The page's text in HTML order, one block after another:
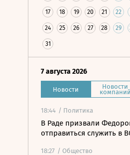
17 18 19 20 21 22
24 25 26 27 28 29
31
7 августа 2026
Новости Новости
компаний
18:44 / Политика
В Раде призвали
отправиться служить в
18:27 / Общество